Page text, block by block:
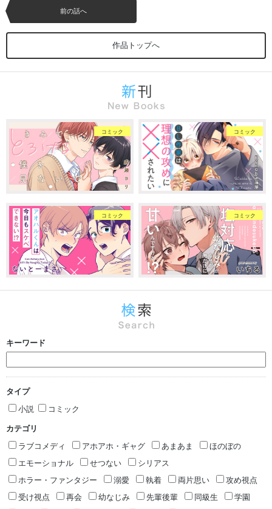
前の話へ
作品トップへ
コミック コミック
コミック コミック
キーワード
タイプ
小説
コミック
カテゴリ
ラブコメディ
アホアホ・ギャグ あまあま
ほのぼの
エモーショナル
せつない
シリアス
ホラー・ファンタジー
溺愛 執着 両片思い
攻め視点
受け視点
再会 幼なじみ 先輩後輩 同級生
学園